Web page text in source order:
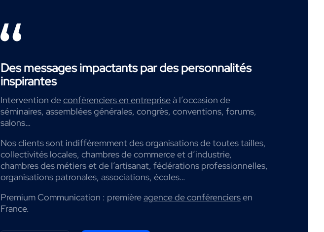
Des messages impactants par des personnalités
inspirantes
Intervention deconférenciers en entrepriseà l’occasion de
séminaires, assemblées générales, congrès, conventions, forums,
salons…
Nos clients sont indifféremment des organisations de toutes tailles,
collectivités locales, chambres de commerce et d’industrie,
chambres des métiers et de l’artisanat, fédérations professionnelles,
organisations patronales, associations, écoles…
Premium Communication : premièreagence de conférenciersen
France.